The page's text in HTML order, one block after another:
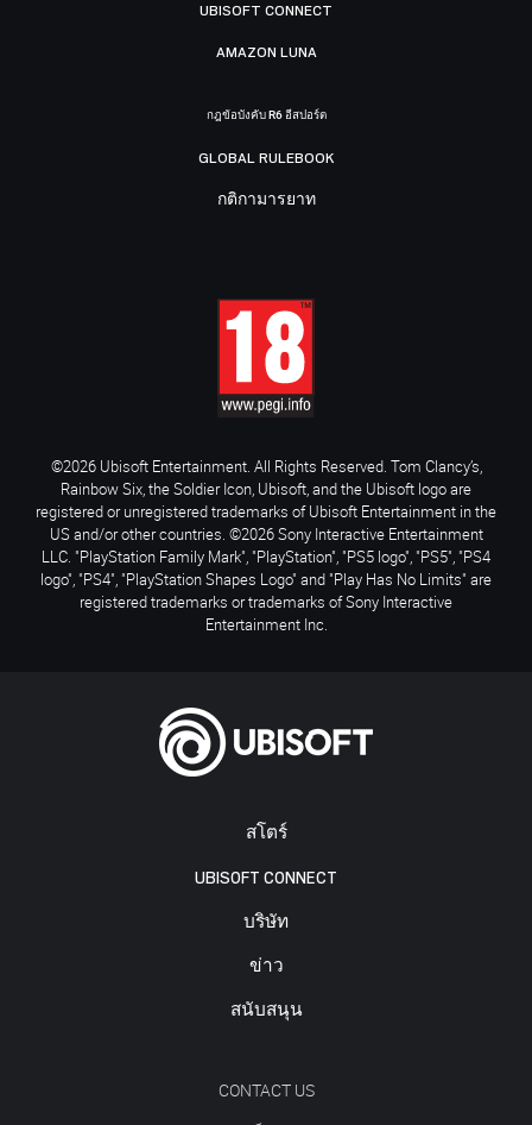
สโตร์
UBISOFT CONNECT
บริษัท
ข่าว
สนับสนุน
CONTACT US
UBISOFT CONNECT
AMAZON LUNA
กฎข้อบังคับ R6 อีสปอร์ต
GLOBAL RULEBOOK
กติกามารยาท
©2026 Ubisoft Entertainment. All Rights Reserved. Tom Clancy’s,
Rainbow Six, the Soldier Icon, Ubisoft, and the Ubisoft logo are
registered or unregistered trademarks of Ubisoft Entertainment in the
US and/or other countries. ©2026 Sony Interactive Entertainment
LLC. "PlayStation Family Mark", "PlayStation", "PS5 logo", "PS5", "PS4
logo", "PS4", "PlayStation Shapes Logo" and "Play Has No Limits" are
registered trademarks or trademarks of Sony Interactive
Entertainment Inc.